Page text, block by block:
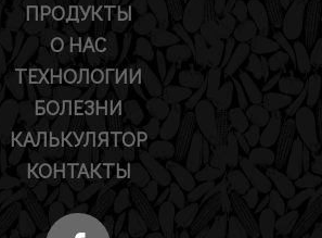
ПРОДУКТЫ
О НАС
ТЕХНОЛОГИИ
БОЛЕЗНИ
КАЛЬКУЛЯТОР
КОНТАКТЫ